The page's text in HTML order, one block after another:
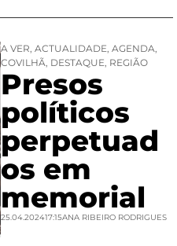
A VER, ACTUALIDADE, AGENDA,
COVILHÃ, DESTAQUE, REGIÃO
Presos
políticos
perpetuad
os em
memorial
25.04.202417:15ANA RIBEIRO RODRIGUES